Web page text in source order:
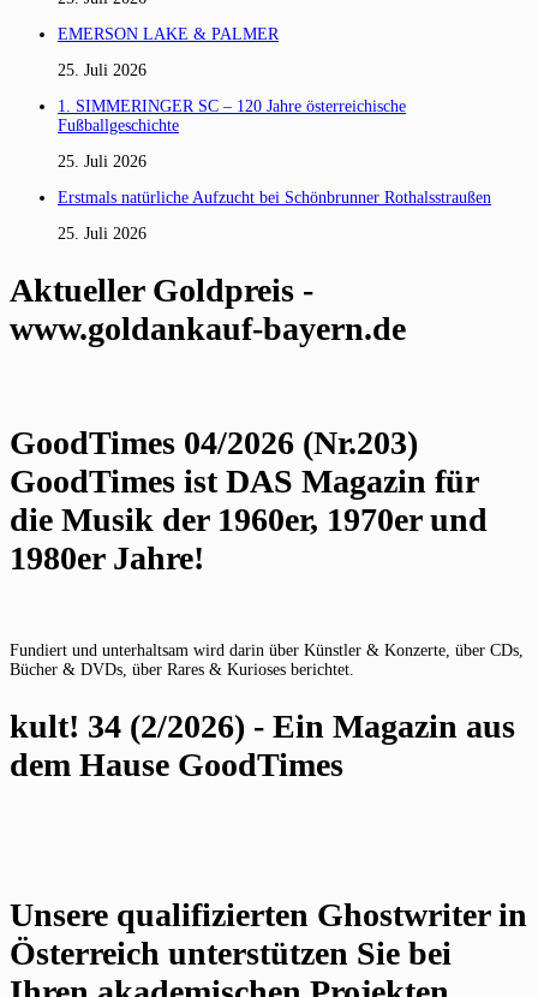
EMERSON LAKE & PALMER
25. Juli 2026
1. SIMMERINGER SC – 120 Jahre österreichische
Fußballgeschichte
25. Juli 2026
Erstmals natürliche Aufzucht bei Schönbrunner Rothalsstraußen
25. Juli 2026
Aktueller Goldpreis -
www.goldankauf-bayern.de
GoodTimes 04/2026 (Nr.203)
GoodTimes ist DAS Magazin für
die Musik der 1960er, 1970er und
1980er Jahre!
Fundiert und unterhaltsam wird darin über Künstler & Konzerte, über CDs,
Bücher & DVDs, über Rares & Kurioses berichtet.
kult! 34 (2/2026) - Ein Magazin aus
dem Hause GoodTimes
Unsere qualifizierten Ghostwriter in
Österreich unterstützen Sie bei